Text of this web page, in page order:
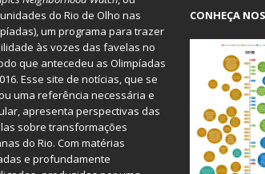
do Rio de Olho nas
um programa para trazer
às vozes das favelas no
que antecedeu as Olimpíadas
Esse site de notícias, que se
uma referência necessária e
apresenta perspectivas das
sobre transformações
do Rio. Com matérias
e profundamente
CONHEÇA